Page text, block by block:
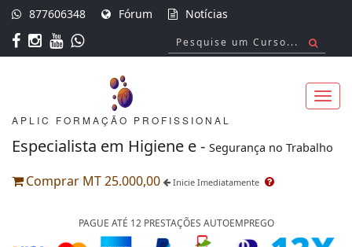
877606348 Fórum Notícias
APLIC FORMAÇÃO PROFISSIONAL
Especialista em Higiene e - Segurança no Trabalho
Comprar MT 25.000,00 Inicie Imediatamente
PAGUE ATÉ 12 PRESTAÇÕES AUTOEMPREGO